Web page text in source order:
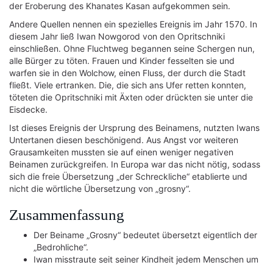
der Eroberung des Khanates Kasan aufgekommen sein.
Andere Quellen nennen ein spezielles Ereignis im Jahr 1570. In
diesem Jahr ließ Iwan Nowgorod von den Opritschniki
einschließen. Ohne Fluchtweg begannen seine Schergen nun,
alle Bürger zu töten. Frauen und Kinder fesselten sie und
warfen sie in den Wolchow, einen Fluss, der durch die Stadt
fließt. Viele ertranken. Die, die sich ans Ufer retten konnten,
töteten die Opritschniki mit Äxten oder drückten sie unter die
Eisdecke.
Ist dieses Ereignis der Ursprung des Beinamens, nutzten Iwans
Untertanen diesen beschönigend. Aus Angst vor weiteren
Grausamkeiten mussten sie auf einen weniger negativen
Beinamen zurückgreifen. In Europa war das nicht nötig, sodass
sich die freie Übersetzung „der Schreckliche“ etablierte und
nicht die wörtliche Übersetzung von „grosny“.
Zusammenfassung
Der Beiname „Grosny“ bedeutet übersetzt eigentlich der
„Bedrohliche“.
Iwan misstraute seit seiner Kindheit jedem Menschen um